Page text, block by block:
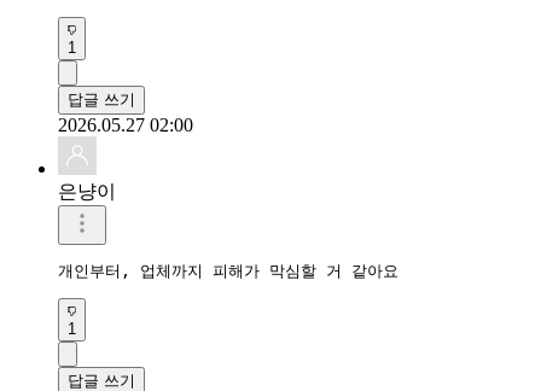
1
답글 쓰기
2026.05.27 02:00
은냥이
개인부터, 업체까지 피해가 막심할 거 같아요
1
답글 쓰기